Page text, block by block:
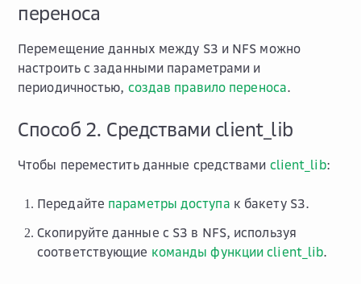
переноса
Перемещение данных между S3 и NFS можно
настроить c заданными параметрами и
периодичностью, создав правило переноса.
Способ 2. Средствами client_lib
Чтобы переместить данные средствами client_lib:
Передайте параметры доступа к бакету S3.
Скопируйте данные с S3 в NFS, используя
соответствующие команды функции client_lib.